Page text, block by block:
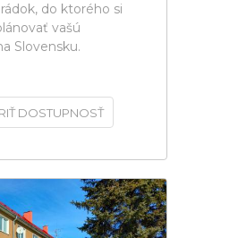
do ktorého si
vašú
Slovensku.
DOSTUPNOSŤ